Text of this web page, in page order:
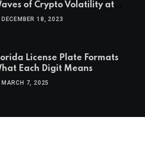
of Crypto Volatility at
Online Platform
DECEMBER 18, 2023
License Plate Formats
Each Digit Means
MARCH 7, 2025